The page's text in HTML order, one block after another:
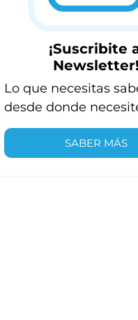
¡Suscribite
Newsletter!
Lo que necesitas
desde donde
SABER MÁS